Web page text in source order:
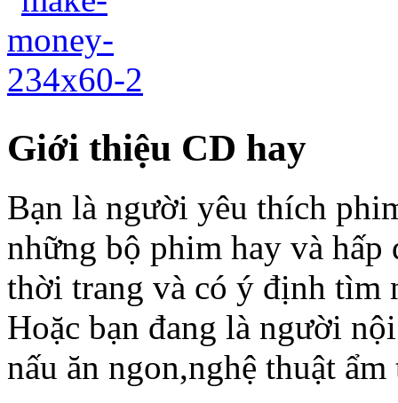
Giới thiệu CD hay
Bạn là người yêu thích
những bộ phim hay và hấp
thời trang và có ý định tìm
Hoặc bạn đang là người
nấu ăn ngon,nghệ thuật